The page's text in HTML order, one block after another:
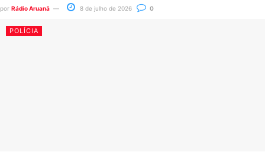
por Rádio Aruanã 8 de julho de 2026 0
POLÍCIA